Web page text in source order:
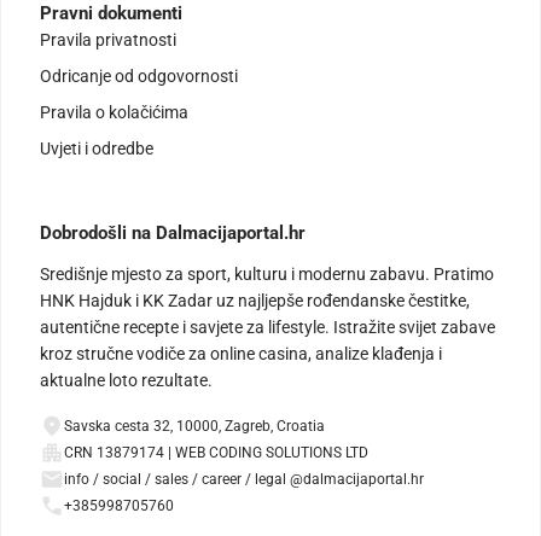
Pravni dokumenti
Pravila privatnosti
Odricanje od odgovornosti
Pravila o kolačićima
Uvjeti i odredbe
Dobrodošli na Dalmacijaportal.hr
Središnje mjesto za sport, kulturu i modernu zabavu. Pratimo
HNK Hajduk i KK Zadar uz najljepše rođendanske čestitke,
autentične recepte i savjete za lifestyle. Istražite svijet zabave
kroz stručne vodiče za online casina, analize klađenja i
aktualne loto rezultate.
Savska cesta 32, 10000, Zagreb, Croatia
CRN 13879174 | WEB CODING SOLUTIONS LTD
info / social / sales / career / legal @dalmacijaportal.hr
+385998705760